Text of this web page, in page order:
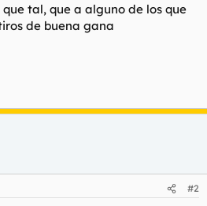
tal, que a alguno de los que
de buena gana
#2